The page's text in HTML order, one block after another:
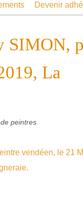
Devenir
SIMON,
La
peintres